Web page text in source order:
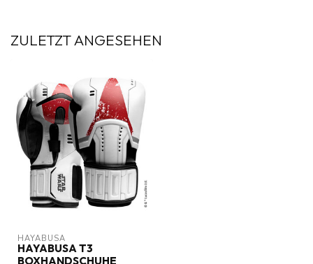
ZULETZT ANGESEHEN
HAYABUSA
HAYABUSA T3
BOXHANDSCHUHE